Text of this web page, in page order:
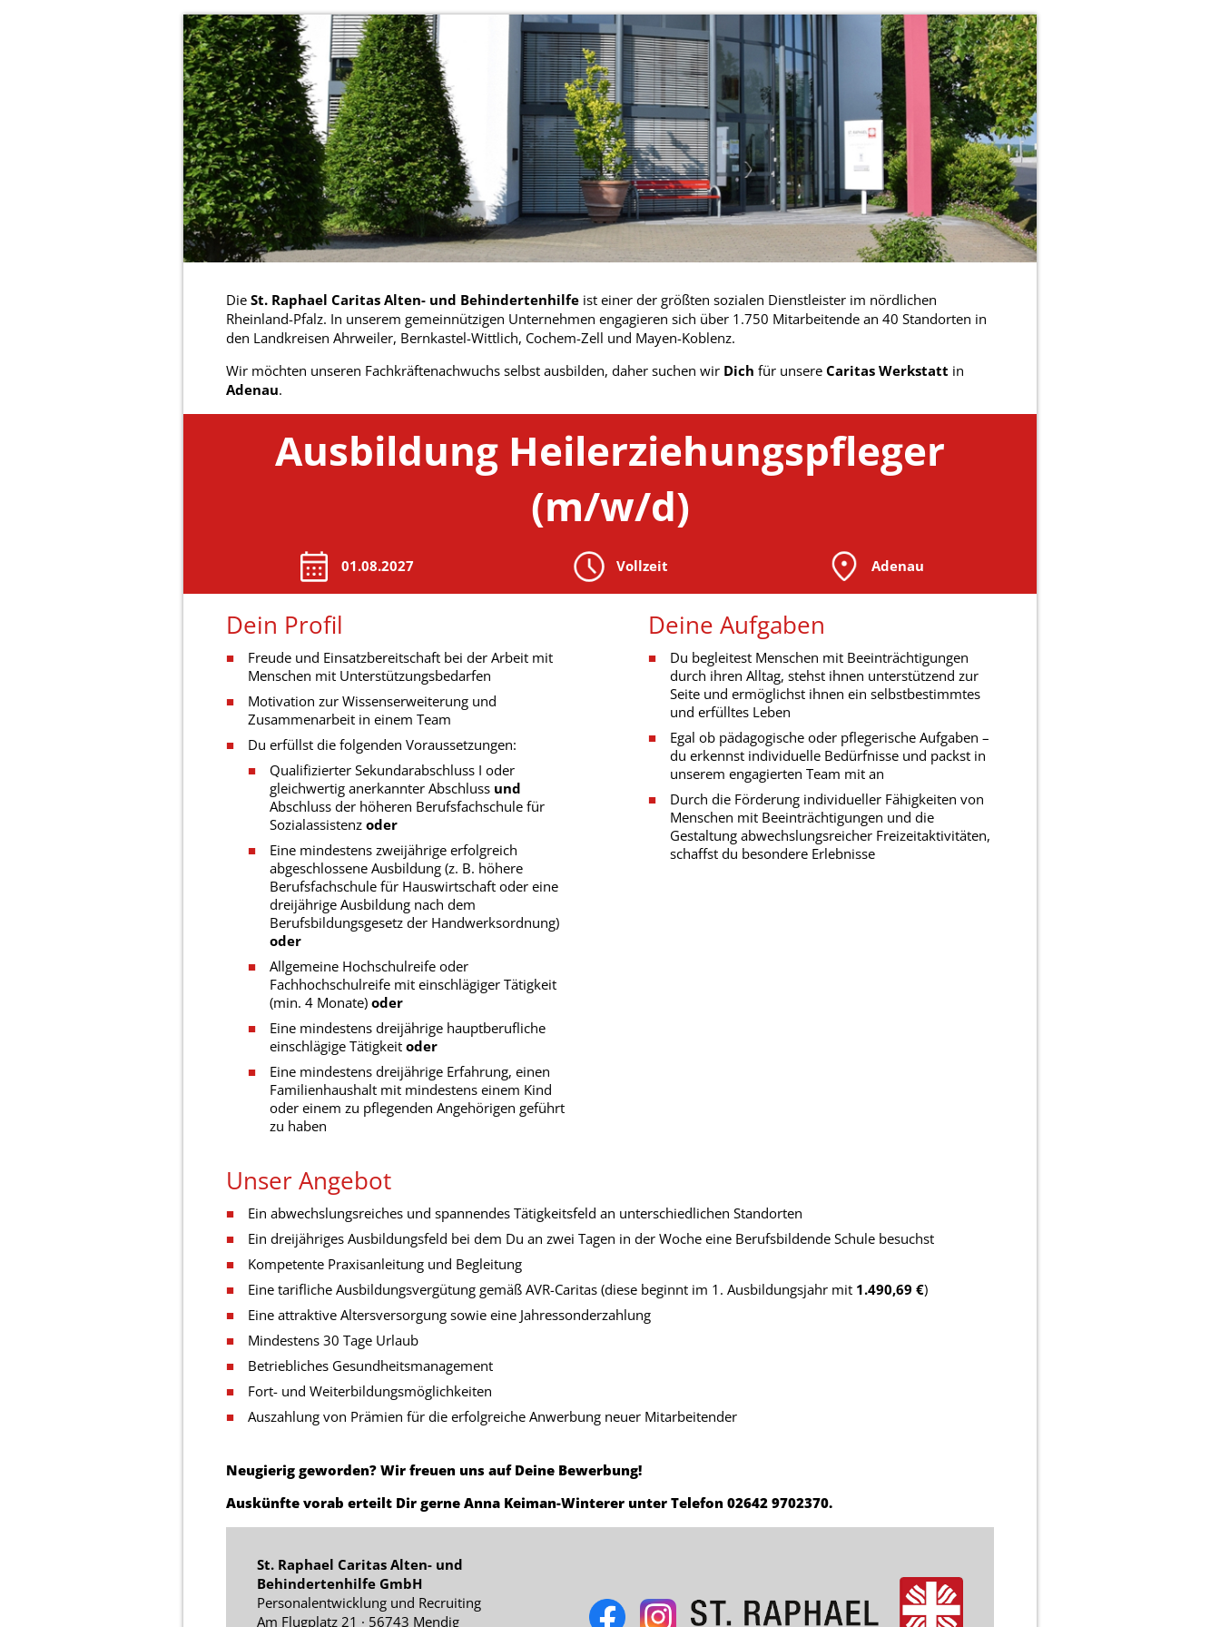
Die St. Raphael Caritas Alten- und Behindertenhilfe ist einer der größten sozialen Dienstleister im nördlichen
Rheinland-Pfalz. In unserem gemeinnützigen Unternehmen engagieren sich über 1.750 Mitarbeitende an 40 Standorten in
den Landkreisen Ahrweiler, Bernkastel-Wittlich, Cochem-Zell und Mayen-Koblenz.
Wir möchten unseren Fachkräftenachwuchs selbst ausbilden, daher suchen wir Dich für unsere Caritas Werkstatt in
Adenau.
Ausbildung Heilerziehungspfleger
(m/w/d)
01.08.2027 Vollzeit Adenau
Dein Profil
Freude und Einsatzbereitschaft bei der Arbeit mit
Menschen mit Unterstützungsbedarfen
Motivation zur Wissenserweiterung und
Zusammenarbeit in einem Team
Du erfüllst die folgenden Voraussetzungen:
Qualifizierter Sekundarabschluss I oder
gleichwertig anerkannter Abschluss und
Abschluss der höheren Berufsfachschule für
Sozialassistenz oder
Eine mindestens zweijährige erfolgreich
abgeschlossene Ausbildung (z. B. höhere
Berufsfachschule für Hauswirtschaft oder eine
dreijährige Ausbildung nach dem
Berufsbildungsgesetz der Handwerksordnung)
oder
Allgemeine Hochschulreife oder
Fachhochschulreife mit einschlägiger Tätigkeit
(min. 4 Monate) oder
Eine mindestens dreijährige hauptberufliche
einschlägige Tätigkeit oder
Eine mindestens dreijährige Erfahrung, einen
Familienhaushalt mit mindestens einem Kind
oder einem zu pflegenden Angehörigen geführt
zu haben
Deine Aufgaben
Du begleitest Menschen mit Beeinträchtigungen
durch ihren Alltag, stehst ihnen unterstützend zur
Seite und ermöglichst ihnen ein selbstbestimmtes
und erfülltes Leben
Egal ob pädagogische oder pflegerische Aufgaben –
du erkennst individuelle Bedürfnisse und packst in
unserem engagierten Team mit an
Durch die Förderung individueller Fähigkeiten von
Menschen mit Beeinträchtigungen und die
Gestaltung abwechslungsreicher Freizeitaktivitäten,
schaffst du besondere Erlebnisse
Unser Angebot
Ein abwechslungsreiches und spannendes Tätigkeitsfeld an unterschiedlichen Standorten
Ein dreijähriges Ausbildungsfeld bei dem Du an zwei Tagen in der Woche eine Berufsbildende Schule besuchst
Kompetente Praxisanleitung und Begleitung
Eine tarifliche Ausbildungsvergütung gemäß AVR-Caritas (diese beginnt im 1. Ausbildungsjahr mit 1.490,69 €)
Eine attraktive Altersversorgung sowie eine Jahressonderzahlung
Mindestens 30 Tage Urlaub
Betriebliches Gesundheitsmanagement
Fort- und Weiterbildungsmöglichkeiten
Auszahlung von Prämien für die erfolgreiche Anwerbung neuer Mitarbeitender
Neugierig geworden? Wir freuen uns auf Deine Bewerbung!
Auskünfte vorab erteilt Dir gerne Anna Keiman-Winterer unter Telefon 02642 9702370.
St. Raphael Caritas Alten- und
Behindertenhilfe GmbH
Personalentwicklung und Recruiting
Am Flugplatz 21 · 56743 Mendig